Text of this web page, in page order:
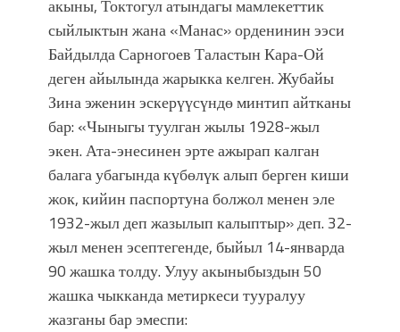
акыны, Токтогул атындагы мамлекеттик
сыйлыктын жана «Манас» орденинин ээси
Байдылда Сарногоев Таластын Кара-Ой
деген айылында жарыкка келген. Жубайы
Зина эженин эскерүүсүндө минтип айтканы
бар: «Чыныгы туулган жылы 1928-жыл
экен. Ата-энесинен эрте ажырап калган
балага убагында күбөлүк алып берген киши
жок, кийин паспортуна болжол менен эле
1932-жыл деп жазылып калыптыр» деп. 32-
жыл менен эсептегенде, быйыл 14-январда
90 жашка толду. Улуу акыныбыздын 50
жашка чыкканда метиркеси тууралуу
жазганы бар эмеспи: